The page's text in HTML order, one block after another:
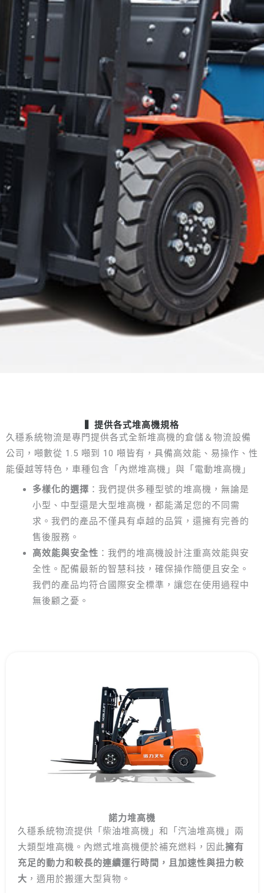
提供各式堆高機規格
久穩系統物流是專門提供各式全新堆高機的倉儲＆物流設備
公司，噸數從 1.5 噸到 10 噸皆有，具備高效能、易操作、性
能優越等特色，車種包含「內燃堆高機」與「電動堆高機」
多樣化的選擇 ：我們提供多種型號的堆高機，無論是
小型、中型還是大型堆高機，都能滿足您的不同需
求。我們的產品不僅具有卓越的品質，還擁有完善的
售後服務。
高效能與安全性 ：我們的堆高機設計注重高效能與安
全性。配備最新的智慧科技，確保操作簡便且安全。
我們的產品均符合國際安全標準，讓您在使用過程中
無後顧之憂。
諾力堆高機
久穩系統物流提供「柴油堆高機」和「汽油堆高機」兩
大類型堆高機。內燃式堆高機便於補充燃料，因此擁有
充足的動力和較長的連續運行時間，且加速性與扭力較
大 ，適用於搬運大型貨物。